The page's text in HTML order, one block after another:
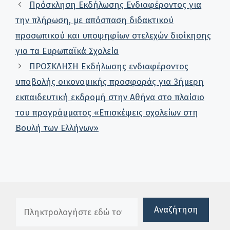
Πρόσκληση Εκδήλωσης Ενδιαφέροντος για
την πλήρωση, με απόσπαση διδακτικού
προσωπικού και υποψηφίων στελεχών διοίκησης
για τα Ευρωπαϊκά Σχολεία
ΠΡΟΣΚΛΗΣΗ Εκδήλωσης ενδιαφέροντος
υποβολής οικονομικής προσφοράς για 3ήμερη
εκπαιδευτική εκδρομή στην Αθήνα στο πλαίσιο
του προγράμματος «Επισκέψεις σχολείων στη
Βουλή των Ελλήνων»
Αναζήτηση